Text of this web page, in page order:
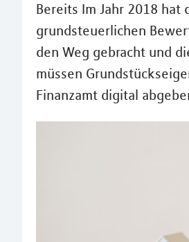
Bereits Im Jahr 2018 hat
grundsteuerlichen
den Weg gebracht und
müssen
Finanzamt digital